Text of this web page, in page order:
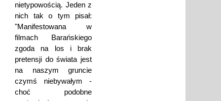
nietypowością. Jeden z
nich tak o tym pisał:
"Manifestowana w
filmach Barańskiego
zgoda na los i brak
pretensji do świata jest
na naszym gruncie
czymś niebywałym -
choć podobne